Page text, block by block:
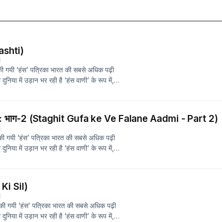
‘हंस’ पत्रिका भारत की सबसे अधिक पढ़ी
में उड़ान भर रही है ‘हंस वाणी’ के रूप में,
widely-read Hindi Literary
Avatar - HANS VAANI; featuring a
poems, Gazals, and editorials.
Celebrates Hindustani Literature
show is hosted by IVM
www.instagram.com/hans_magazine/?
can find Hansvani other awesome
ivm.today/android or iOS:
भाग-2 (Staghit Gufa ke Ve Falane Aadmi - Part 2)
‘हंस’ पत्रिका भारत की सबसे अधिक पढ़ी
में उड़ान भर रही है ‘हंस वाणी’ के रूप में,
and widely-read Hindi Literary
Avatar - HANS VAANI; featuring a
poems, Gazals, and editorials.
Celebrates Hindustani Literature
Ki Sil)
गयी ‘हंस’ पत्रिका भारत की सबसे अधिक पढ़ी
में उड़ान भर रही है ‘हंस वाणी’ के रूप में,